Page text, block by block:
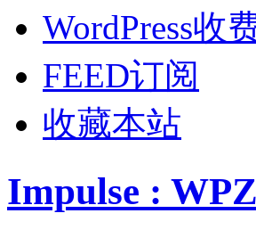
WordPress收
FEED订阅
收藏本站
Impulse :